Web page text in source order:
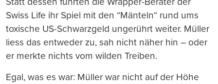
Swiss Life ihr Spiel mit den “Mänteln“ rund ums
toxische US-Schwarzgeld ungerührt weiter. Müller
liess das entweder zu, sah nicht näher hin – oder
er merkte nichts vom wilden Treiben.
Egal, was es war: Müller war nicht auf der Höhe